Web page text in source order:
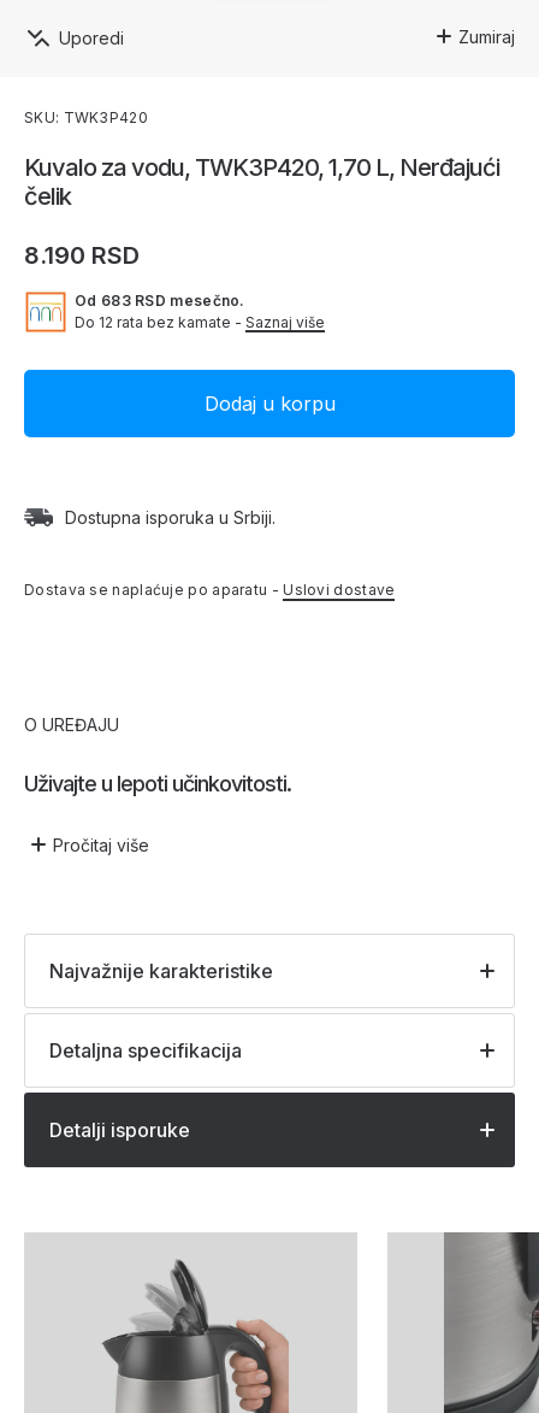
Zumiraj
Uporedi
Kuvalo za vodu, TWK3P420, 1,70 L, Nerđajući
čelik
8.190 RSD
Od 683 RSD mesečno.
Do 12 rata bez kamate - Saznaj više
Dostupna isporuka u Srbiji.
Dostava se naplaćuje po aparatu -Uslovi dostave
SKU: TWK3P420
O UREĐAJU
Uživajte u lepoti učinkovitosti.
Pročitaj više
Najvažnije karakteristike
Detaljna specifikacija
Detalji isporuke